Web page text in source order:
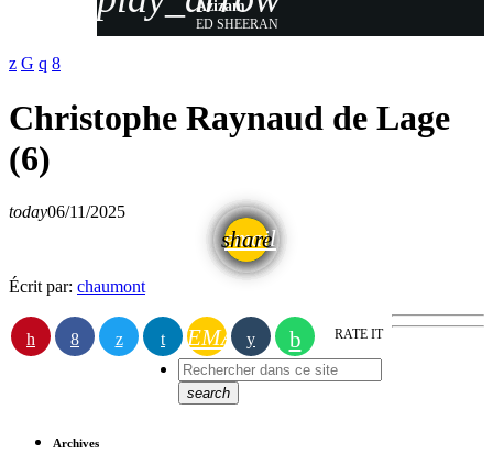
Azizam
ED SHEERAN
Christophe Raynaud de Lage
(6)
today06/11/2025
share
email
Écrit par: chaumont
EMAIL RATE IT
search
Archives